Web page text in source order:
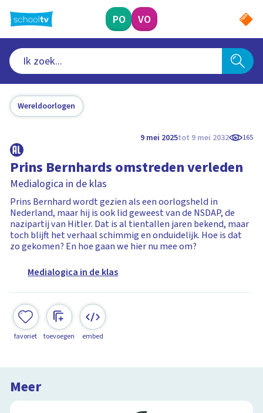
naar
hoofdinhoud
PO VO
Wereldoorlogen
9 mei 2025tot 9 mei 2032 165
Prins Bernhards omstreden verleden
Medialogica in de klas
Prins Bernhard wordt gezien als een oorlogsheld in
Nederland, maar hij is ook lid geweest van de NSDAP, de
nazipartij van Hitler. Dat is al tientallen jaren bekend, maar
toch blijft het verhaal schimmig en onduidelijk. Hoe is dat
zo gekomen? En hoe gaan we hier nu mee om?
Medialogica in de klas
favoriet toevoegen embed
Meer